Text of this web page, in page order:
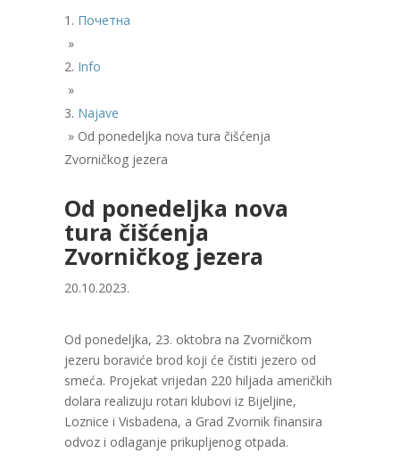
Почетна
»
Info
»
Najave
» Od ponedeljka nova tura čišćenja
Zvorničkog jezera
Od ponedeljka nova
tura čišćenja
Zvorničkog jezera
20.10.2023.
Od ponedeljka, 23. oktobra na Zvorničkom
jezeru boraviće brod koji će čistiti jezero od
smeća. Projekat vrijedan 220 hiljada američkih
dolara realizuju rotari klubovi iz Bijeljine,
Loznice i Visbadena, a Grad Zvornik finansira
odvoz i odlaganje prikupljenog otpada.